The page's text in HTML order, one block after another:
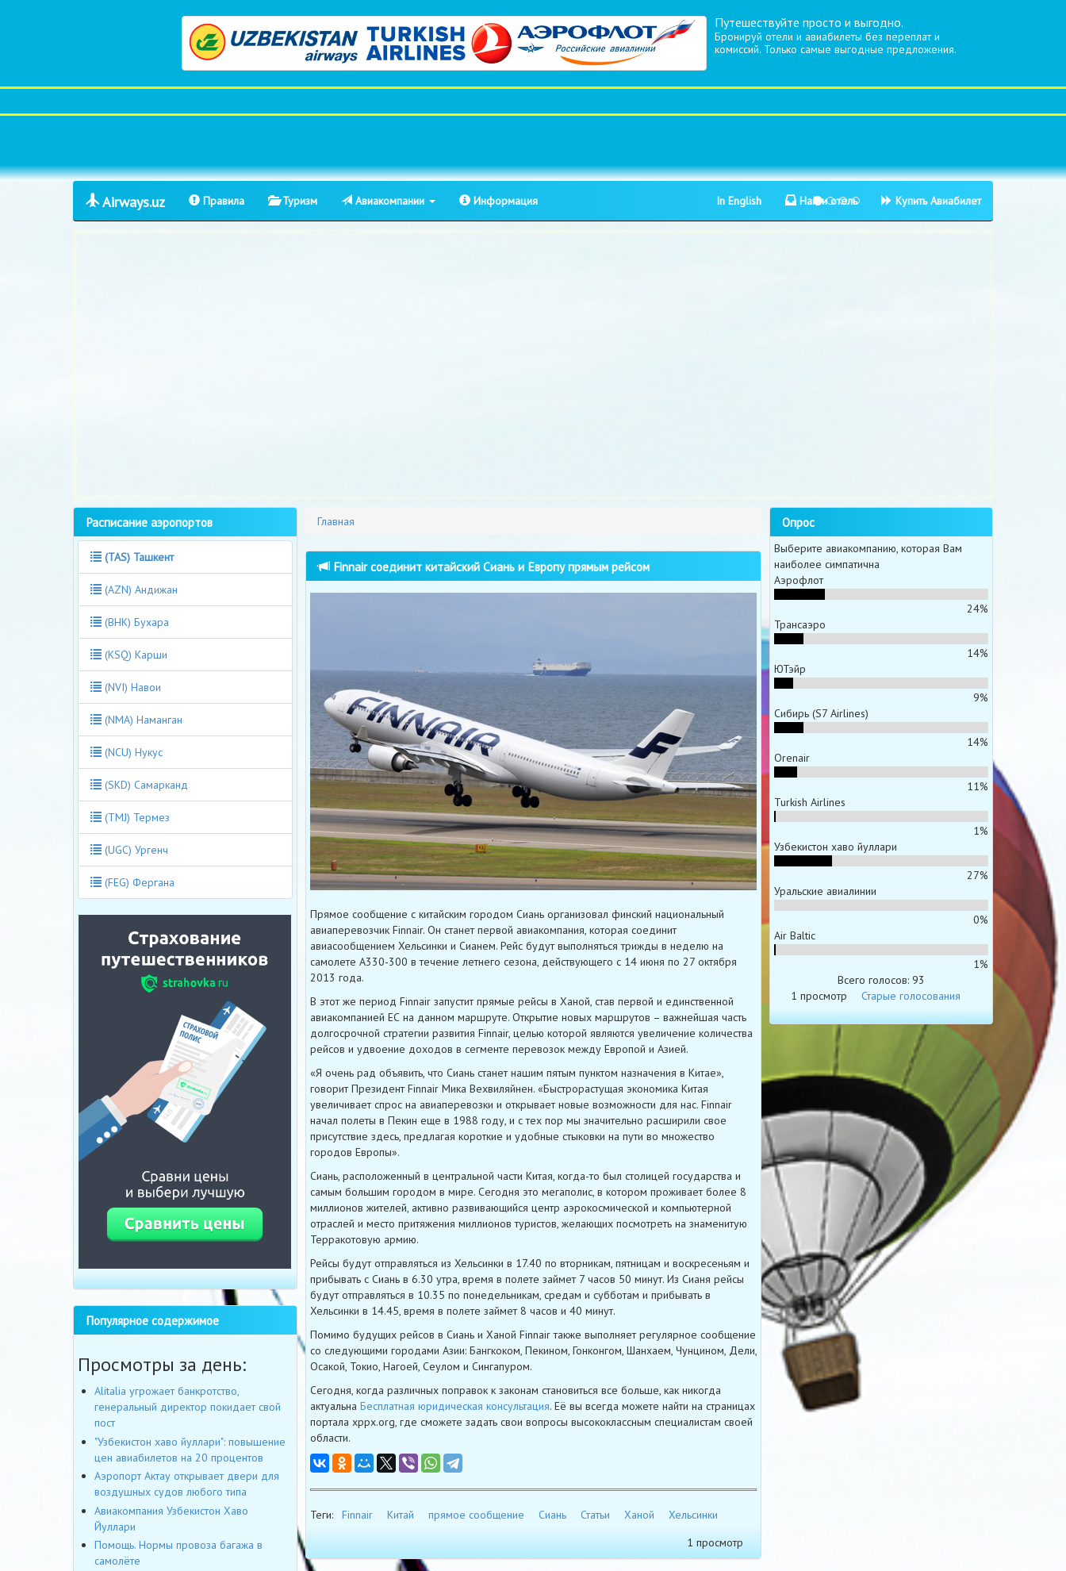
Путешествуйте просто и выгодно.
Бронируй отели и авиабилеты без переплат и
комиссий. Только самые выгодные предложения.
Airways.uz Правила Туризм Авиакомпании Информация In English Найти отель Купить Авиабилет
Главная
Finnair соединит китайский Сиань и Европу прямым рейсом
Прямое сообщение с китайским городом Сиань организовал финский национальный
авиаперевозчик Finnair. Он станет первой авиакомпания, которая соединит
авиасообщением Хельсинки и Сианем. Рейс будут выполняться трижды в неделю на
самолете A330-300 в течение летнего сезона, действующего с 14 июня по 27 октября
2013 года.
В этот же период Finnair запустит прямые рейсы в Ханой, став первой и единственной
авиакомпанией ЕС на данном маршруте. Открытие новых маршрутов – важнейшая часть
долгосрочной стратегии развития Finnair, целью которой являются увеличение количества
рейсов и удвоение доходов в сегменте перевозок между Европой и Азией.
«Я очень рад объявить, что Сиань станет нашим пятым пунктом назначения в Китае»,
говорит Президент Finnair Мика Вехвиляйнен. «Быстрорастущая экономика Китая
увеличивает спрос на авиаперевозки и открывает новые возможности для нас. Finnair
начал полеты в Пекин еще в 1988 году, и с тех пор мы значительно расширили свое
присутствие здесь, предлагая короткие и удобные стыковки на пути во множество
городов Европы».
Сиань, расположенный в центральной части Китая, когда-то был столицей государства и
самым большим городом в мире. Сегодня это мегаполис, в котором проживает более 8
миллионов жителей, активно развивающийся центр аэрокосмической и компьютерной
отраслей и место притяжения миллионов туристов, желающих посмотреть на знаменитую
Терракотовую армию.
Рейсы будут отправляться из Хельсинки в 17.40 по вторникам, пятницам и воскресеньям и
прибывать с Сиань в 6.30 утра, время в полете займет 7 часов 50 минут. Из Сианя рейсы
будут отправляться в 10.35 по понедельникам, средам и субботам и прибывать в
Хельсинки в 14.45, время в полете займет 8 часов и 40 минут.
Помимо будущих рейсов в Сиань и Ханой Finnair также выполняет регулярное сообщение
со следующими городами Азии: Бангкоком, Пекином, Гонконгом, Шанхаем, Чунцином, Дели,
Осакой, Токио, Нагоей, Сеулом и Сингапуром.
Сегодня, когда различных поправок к законам становиться все больше, как никогда
актуальна Бесплатная юридическая консультация. Её вы всегда можете найти на страницах
портала xppx.org, где сможете задать свои вопросы высококлассным специалистам своей
области.
Теги: Finnair Китай прямое сообщение Сиань Статьи Ханой
Хельсинки
1 просмотр
Расписание аэропортов
(TAS) Ташкент
(AZN) Андижан
(BHK) Бухара
(KSQ) Карши
(NVI) Навои
(NMA) Наманган
(NCU) Нукус
(SKD) Самарканд
(TMJ) Термез
(UGC) Ургенч
(FEG) Фергана
Популярное содержимое
Просмотры за день:
Alitalia угрожает банкротство,
генеральный директор покидает свой
пост
"Узбекистон хаво йуллари": повышение
цен авиабилетов на 20 процентов
Аэропорт Актау открывает двери для
воздушных судов любого типа
Авиакомпания Узбекистон Хаво
Йуллари
Помощь. Нормы провоза багажа в
самолёте
Опрос
Выберите авиакомпанию, которая Вам
наиболее симпатична
Аэрофлот
24%
Трансаэро
14%
ЮТэйр
9%
Сибирь (S7 Airlines)
14%
Orenair
11%
Turkish Airlines
1%
Узбекистон хаво йуллари
27%
Уральские авиалинии
0%
Air Baltic
1%
Всего голосов: 93
1 просмотр
Старые голосования